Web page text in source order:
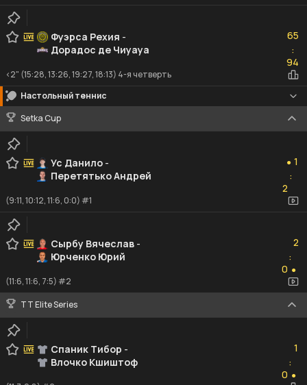
Фуэрса Рехия -
Дорадос де Чиуауа
65
:94
94
<2" (15:28, 13:26, 19:27, 18:13) 4-я четверть
Настольный теннис
Setka Cup
Ус Данило -
Перетятько Андрей
● 1
:
2
(9:11, 10:12, 11:6, 0:0) #1
Сырбу Вячеслав -
Юрченко Юрий
2
:
0 ●
(11:6, 11:6, 7:5) #2
TT Elite Series
Спаник Тибор -
Влочко Кшиштоф
1
:
0 ●